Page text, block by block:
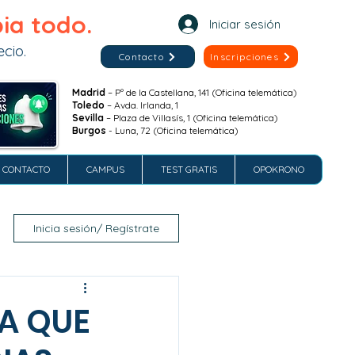
todo.
Inscripciones
Contacto
Iniciar sesión
Madrid – Pº de la Castellana, 141 (Oficina telemática)
Toledo – Avda. Irlanda, 1
Sevilla – Plaza de Villasís, 1 (Oficina telemática)
Burgos - Luna, 72 (Oficina telemática)
CONTACTO CAMPUS TEST GRATIS OPOKRONO
Inicia sesión/ Regístrate
QUE